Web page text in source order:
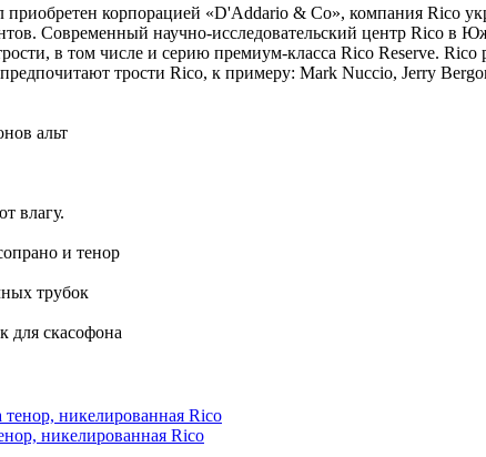
корпорацией «D'Addario & Co», компания Rico
Современный научно-исследовательский центр Rico
в том числе и серию премиум-класса Rico Reserve.
трости Rico, к примеру: Mark Nuccio, Jerry
альт
влагу.
и тенор
трубок
для скасофона
никелированная Rico